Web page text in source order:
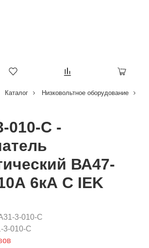
Каталог Низковольтное оборудование
010-C -
ВА47-
6кА С IEK
3-010-C
3-010-C